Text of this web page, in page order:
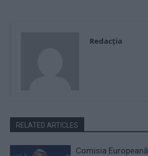
Redacţia
RELATED ARTICLES
Comisia